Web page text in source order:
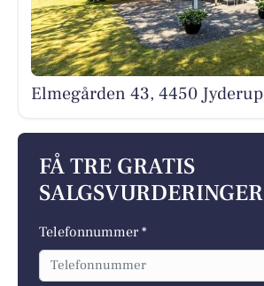
Elmegården 43, 4450 Jyderup
FÅ TRE GRATIS
SALGSVURDERINGER
Telefonnummer *